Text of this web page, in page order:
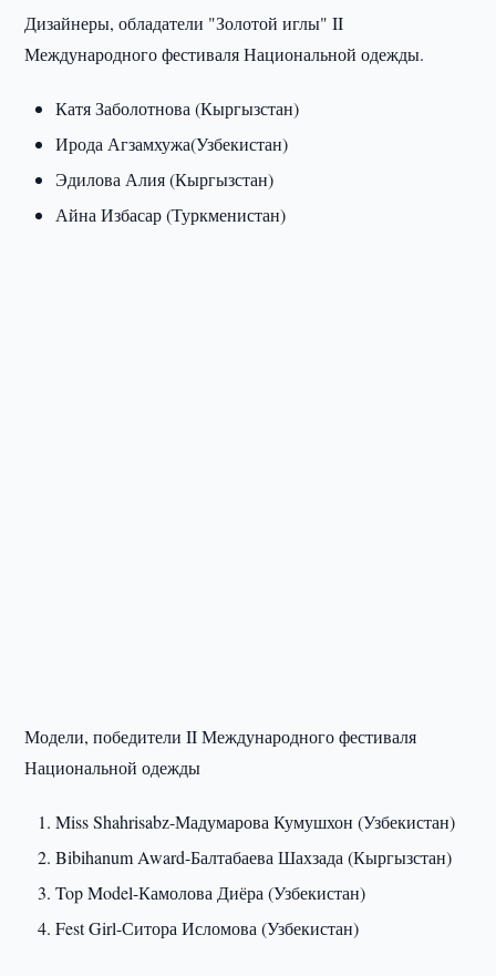
Дизайнеры, обладатели "Золотой иглы" II
Международного фестиваля Национальной одежды.
Катя Заболотнова (Кыргызстан)
Ирода Агзамхужа(Узбекистан)
Эдилова Алия (Кыргызстан)
Айна Избасар (Туркменистан)
Модели, победители II Международного фестиваля
Национальной одежды
Miss Shahrisabz-Мадумарова Кумушхон (Узбекистан)
Bibihanum Award-Балтабаева Шахзада (Кыргызстан)
Top Model-Камолова Диёра (Узбекистан)
Fest Girl-Ситора Исломова (Узбекистан)